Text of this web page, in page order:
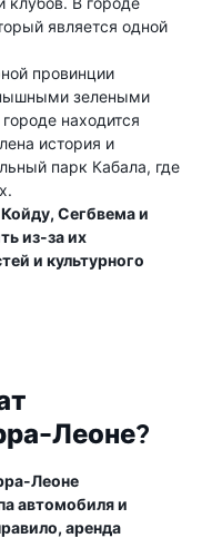
является одной
провинции
зелеными
находится
​​история и
парк Кабала, где
Сегбвема и
из-за их
и культурного
Леоне?
Леоне
автомобиля и
аренда